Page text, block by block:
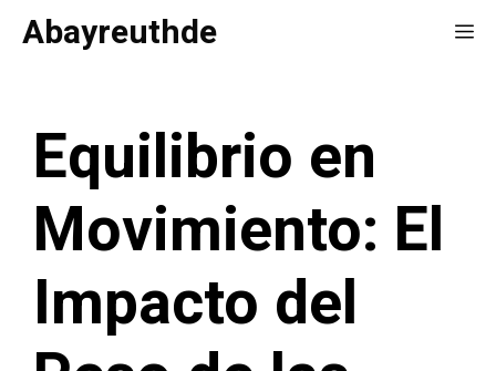
Saltar
Abayreuthde
Equilibrio en
Movimiento: El
Impacto del